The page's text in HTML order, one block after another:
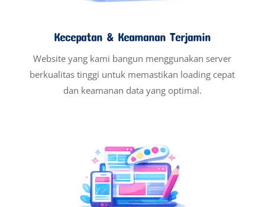
Kecepatan & Keamanan Terjamin
Website yang kami bangun menggunakan server
berkualitas tinggi untuk memastikan loading cepat
dan keamanan data yang optimal.